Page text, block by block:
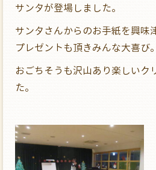
サンタが登場しました。
サンタさんからのお手紙を興味
プレゼントも頂きみんな大喜び。
おごちそうも沢山あり楽しいク
た。